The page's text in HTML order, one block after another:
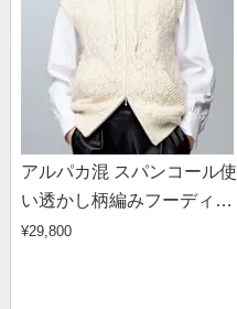
アルパカ混 スパンコール使
い透かし柄編みフーディー
ジレ
¥29,800